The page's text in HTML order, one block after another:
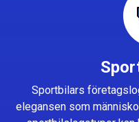
Sportbilars
elegansen som